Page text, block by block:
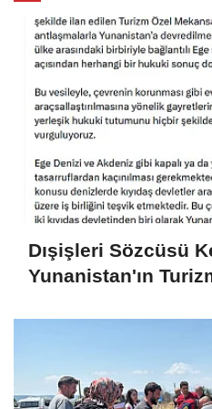
Dışişleri Sözcüsü
Yunanistan'ın